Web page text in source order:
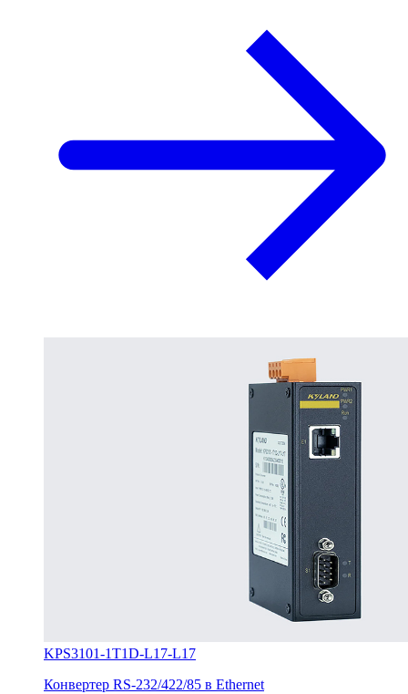
KPS3101-1T1D-L17-L17
Конвертер RS-232/422/85 в Ethernet